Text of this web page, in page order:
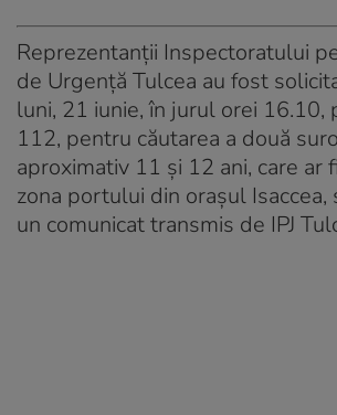
Reprezentanţii Inspectoratului
de Urgenţă Tulcea au fost
luni, 21 iunie, în jurul orei 16.10,
112, pentru căutarea a două
aproximativ 11 şi 12 ani, care ar
zona portului din oraşul Isaccea,
un comunicat transmis de IPJ